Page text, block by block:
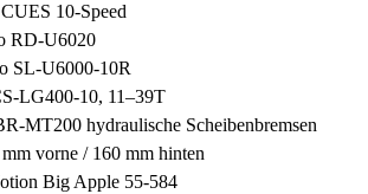
10-Speed
RD-U6020
SL-U6000-10R
LG400-10, 11–39T
MT200 hydraulische Scheibenbremsen
vorne / 160 mm hinten
Big Apple 55-584